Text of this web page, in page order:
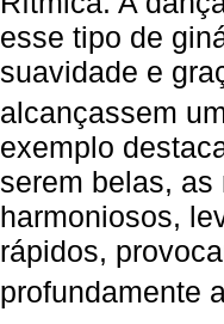
esse tipo de
suavidade e
alcançassem
exemplo
serem belas,
harmoniosos,
rápidos,
profundamente